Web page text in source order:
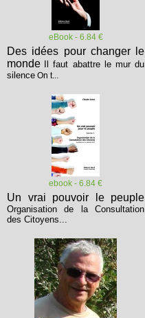
eBook - 6.84 €
Des idées pour changer le
monde
Il faut abattre le mur du
silence On t...
ebook - 6.84 €
Un vrai pouvoir le peuple
Organisation de la Consultation
des Citoyens...